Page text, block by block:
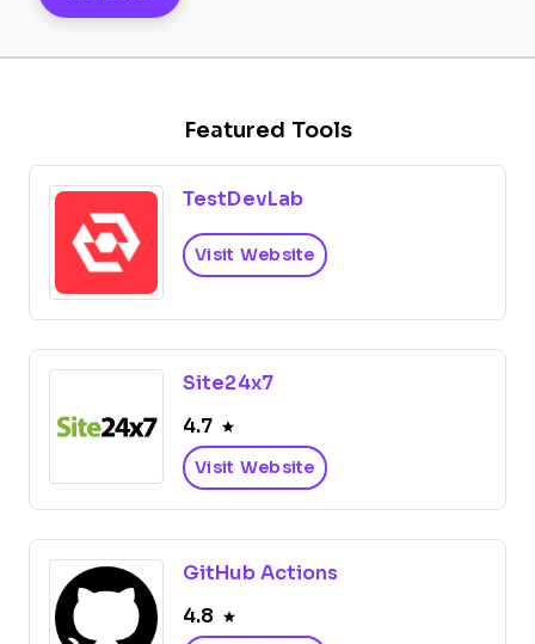
Featured Tools
TestDevLab
Visit Website
Site24x7
4.7
Visit Website
GitHub Actions
4.8